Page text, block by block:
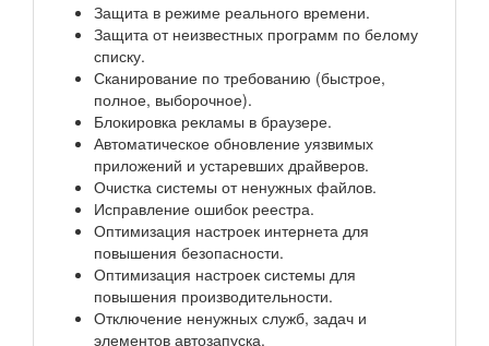
Защита в режиме реального времени.
Защита от неизвестных программ по белому
списку.
Сканирование по требованию (быстрое,
полное, выборочное).
Блокировка рекламы в браузере.
Автоматическое обновление уязвимых
приложений и устаревших драйверов.
Очистка системы от ненужных файлов.
Исправление ошибок реестра.
Оптимизация настроек интернета для
повышения безопасности.
Оптимизация настроек системы для
повышения производительности.
Отключение ненужных служб, задач и
элементов автозапуска.